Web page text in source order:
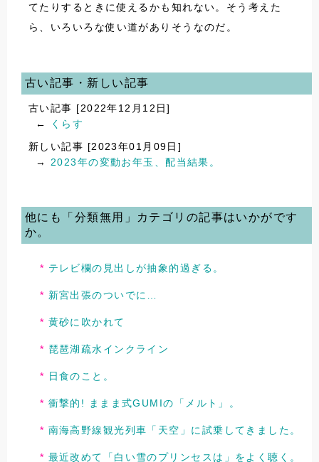
てたりするときに使えるかも知れない。そう考えた
ら、いろいろな使い道がありそうなのだ。
古い記事・新しい記事
古い記事 [2022年12月12日]
←
くらす
新しい記事 [2023年01月09日]
→ 2023年の変動お年玉、配当結果。
他にも「分類無用」カテゴリの記事はいかがです
か。
テレビ欄の見出しが抽象的過ぎる。
新宮出張のついでに…
黄砂に吹かれて
琵琶湖疏水インクライン
日食のこと。
衝撃的! ままま式GUMIの「メルト」。
南海高野線観光列車「天空」に試乗してきました。
最近改めて「白い雪のプリンセスは」をよく聴く。